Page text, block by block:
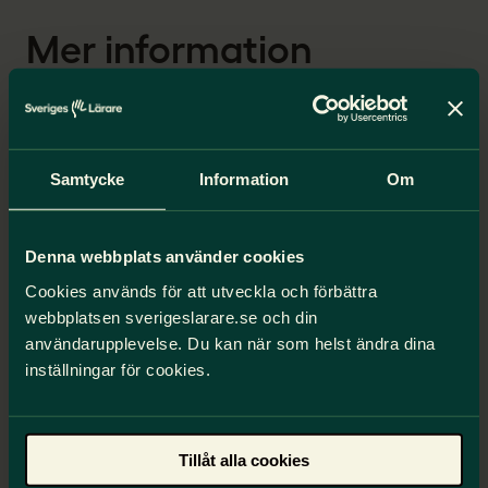
Samtycke Information Om
Denna webbplats använder cookies
Cookies används för att utveckla och förbättra
webbplatsen sverigeslarare.se och din
användarupplevelse. Du kan när som helst ändra dina
inställningar för cookies.
Tillåt alla cookies
Mer information
Om du har frågor om stipendiet är du välkommen
att kontakta Joakim Olsson, 070-341 77 06 eller
joakim.olsson@sverigeslarare.se.
Engagera dig
Ditt engagemang i internationella frågor är
oerhört viktigt. I Sveriges Lärare kan vi hjälpa
dig att utveckla det.
Så kan du engagera dig
Vårt internationella arbete
Tillsammans kan vi göra skillnad. Sveriges